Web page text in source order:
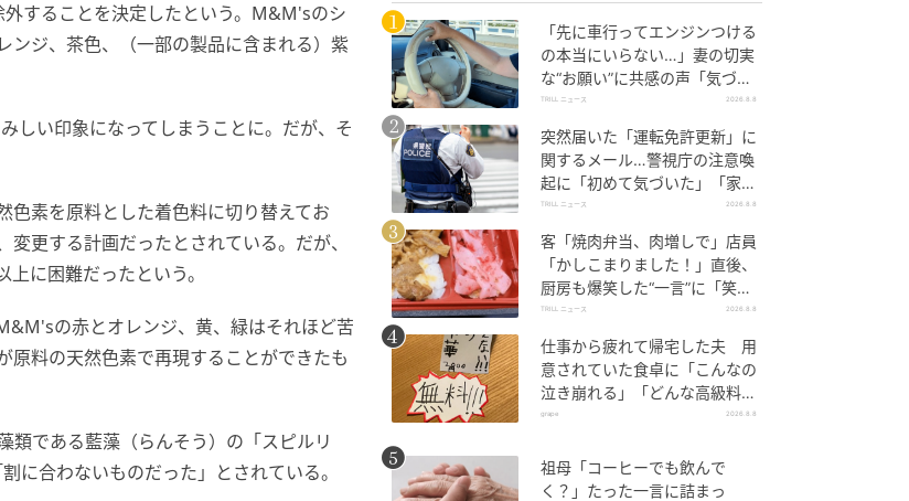
することを決定したという。M&M'sのシ
ンジ、茶色、（一部の製品に含まれる）紫
しい印象になってしまうことに。だが、そ
色素を原料とした着色料に切り替えてお
更する計画だったとされている。だが、
に困難だったという。
の赤とオレンジ、黄、緑はそれほど苦
原料の天然色素で再現することができたも
類である藍藻（らんそう）の「スピルリ
に合わないものだった」とされている。
「先に車行ってエンジンつける
の本当にいらない…」妻の切実
な“お願い”に共感の声「気づか
ないんですよね…」
TRILL ニュース 2026.8.8
突然届いた「運転免許更新」に
関するメール…警視庁の注意喚
起に「初めて気づいた」「家族
にも共有した」
TRILL ニュース 2026.8.8
客「焼肉弁当、肉増しで」店員
「かしこまりました！」直後、
厨房も爆笑した“一言”に「笑い
堪えるのに必死でした」＜注文
TRILL ニュース 2026.8.8
仕事から疲れて帰宅した夫 用
意されていた食卓に「こんなの
泣き崩れる」「どんな高級料理
より絶品」と反響
grape 2026.8.8
祖母「コーヒーでも飲んで
く？」たった一言に詰まっ